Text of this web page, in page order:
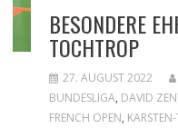
BESONDERE
TOCHTROP
27. AUGUST 2022
BUNDESLIGA, DAVID
FRENCH OPEN,